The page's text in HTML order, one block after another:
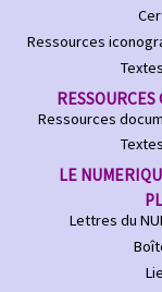
Ressources
RESSOURCES
Ressources
LE
Lettres du